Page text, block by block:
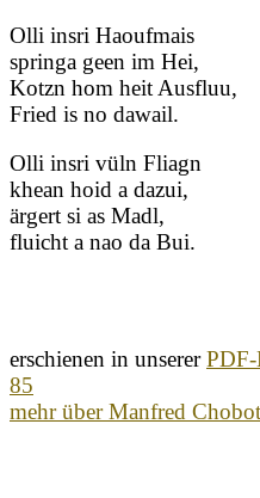
Olli insri Haoufmais
springa geen im Hei,
Kotzn hom heit Ausfluu,
Fried is no dawail.
Olli insri vüln Fliagn
khean hoid a dazui,
ärgert si as Madl,
fluicht a nao da Bui.
erschienen in unserer
85
mehr über Manfred Chobot